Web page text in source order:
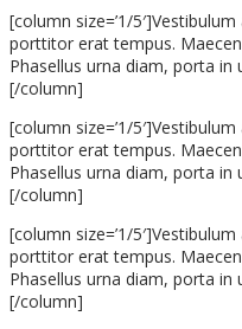
[column size=’1/
porttitor erat tempus.
Phasellus urna diam, porta
[/column]
[column size=’1/
porttitor erat tempus.
Phasellus urna diam, porta
[/column]
[column size=’1/
porttitor erat tempus.
Phasellus urna diam, porta
[/column]